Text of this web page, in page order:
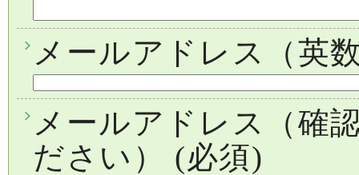
メールアドレス（英
メールアドレス（確
ださい）
(必須)